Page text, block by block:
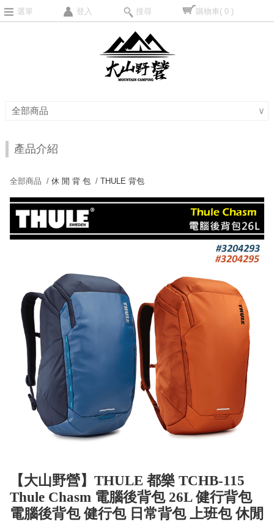
選單 登入 搜尋 購物車( 0 )
全部商品 ∨
產品介紹
全部商品 /休 閒 背 包 /THULE 背包
【大山野營】THULE 都樂 TCHB-115
Thule Chasm 電腦後背包 26L 健行背包
電腦後背包 健行包 日常背包 上班包 休閒